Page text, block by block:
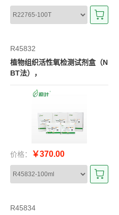
R45832
植物组织活性氧检测试剂盒（N
BT法），
价格： ￥370.00
R45834